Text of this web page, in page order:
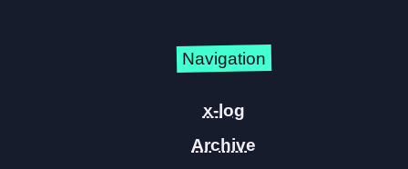
Navigation
x-log
Archive